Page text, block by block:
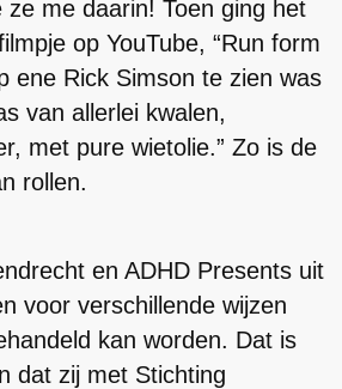
ze me daarin! Toen ging het
op YouTube, “Run form
ene Rick Simson te zien was
van allerlei kwalen,
met pure wietolie.” Zo is de
rollen.
en ADHD Presents uit
voor verschillende wijzen
kan worden. Dat is
dat zij met Stichting